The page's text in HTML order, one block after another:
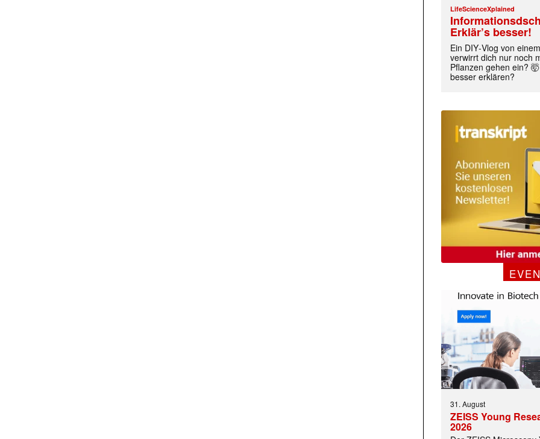
LifeScienceXplained
Erklär’s besser!
Ein DIY‑Vlog von
verwirrt dich nur noch
Pflanzen gehen ein?
besser erklären?
31. August
ZEISS Young
2026